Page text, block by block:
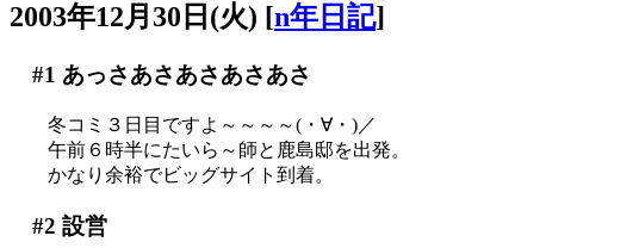
2003年12月30日(火) [n年日記]
#1 あっさあさあさあさあさ
冬コミ３日目ですよ～～～～(・∀・)／
午前６時半にたいら～師と鹿島邸を出発。
かなり余裕でビッグサイト到着。
#2 設営